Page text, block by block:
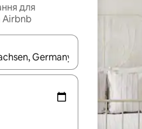
для
Airbnb
для навігації